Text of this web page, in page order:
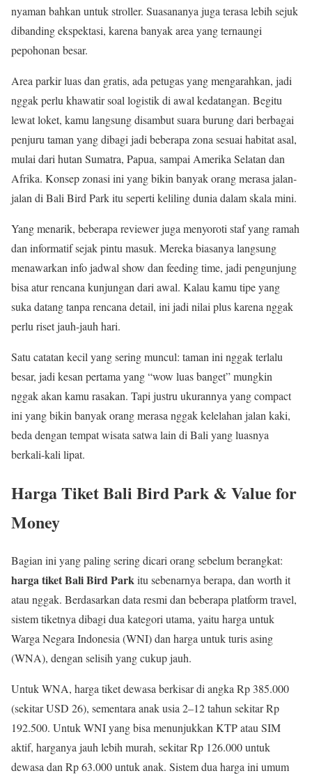
nyaman bahkan untuk stroller. Suasananya juga terasa lebih sejuk
dibanding ekspektasi, karena banyak area yang ternaungi
pepohonan besar.
Area parkir luas dan gratis, ada petugas yang mengarahkan, jadi
nggak perlu khawatir soal logistik di awal kedatangan. Begitu
lewat loket, kamu langsung disambut suara burung dari berbagai
penjuru taman yang dibagi jadi beberapa zona sesuai habitat asal,
mulai dari hutan Sumatra, Papua, sampai Amerika Selatan dan
Afrika. Konsep zonasi ini yang bikin banyak orang merasa jalan-
jalan di Bali Bird Park itu seperti keliling dunia dalam skala mini.
Yang menarik, beberapa reviewer juga menyoroti staf yang ramah
dan informatif sejak pintu masuk. Mereka biasanya langsung
menawarkan info jadwal show dan feeding time, jadi pengunjung
bisa atur rencana kunjungan dari awal. Kalau kamu tipe yang
suka datang tanpa rencana detail, ini jadi nilai plus karena nggak
perlu riset jauh-jauh hari.
Satu catatan kecil yang sering muncul: taman ini nggak terlalu
besar, jadi kesan pertama yang “wow luas banget” mungkin
nggak akan kamu rasakan. Tapi justru ukurannya yang compact
ini yang bikin banyak orang merasa nggak kelelahan jalan kaki,
beda dengan tempat wisata satwa lain di Bali yang luasnya
berkali-kali lipat.
Harga Tiket Bali Bird Park & Value for
Money
Bagian ini yang paling sering dicari orang sebelum berangkat:
harga tiket Bali Bird Parkitu sebenarnya berapa, dan worth it
atau nggak. Berdasarkan data resmi dan beberapa platform travel,
sistem tiketnya dibagi dua kategori utama, yaitu harga untuk
Warga Negara Indonesia (WNI) dan harga untuk turis asing
(WNA), dengan selisih yang cukup jauh.
Untuk WNA, harga tiket dewasa berkisar di angka Rp 385.000
(sekitar USD 26), sementara anak usia 2–12 tahun sekitar Rp
192.500. Untuk WNI yang bisa menunjukkan KTP atau SIM
aktif, harganya jauh lebih murah, sekitar Rp 126.000 untuk
dewasa dan Rp 63.000 untuk anak. Sistem dua harga ini umum